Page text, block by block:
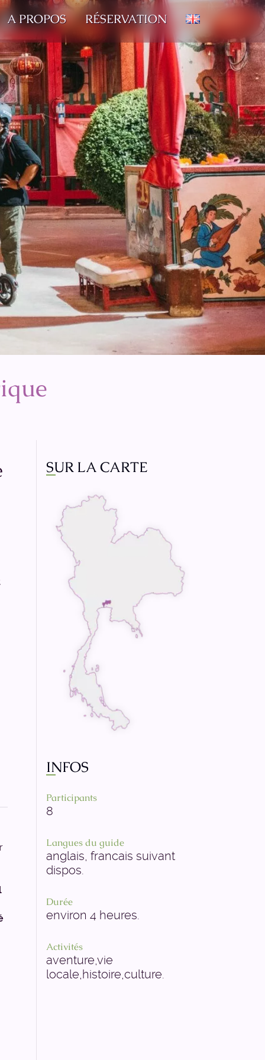
A PROPOS RÉSERVATION
SUR LA CARTE
INFOS
Participants
8
Langues du guide
anglais, francais suivant
dispos.
Durée
environ 4 heures.
Activités
aventure,vie
locale,histoire,culture.